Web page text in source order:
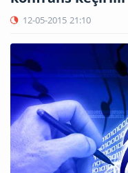
12-05-2015 21:10